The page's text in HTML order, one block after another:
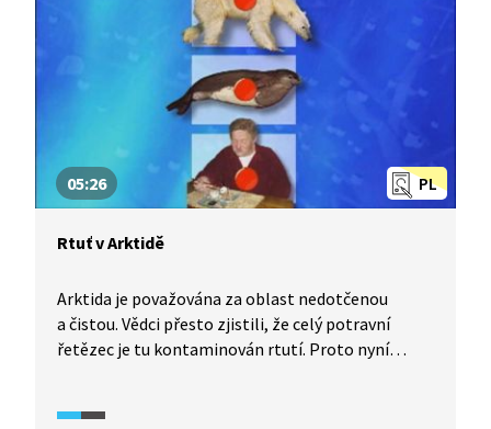
čistotu. Tato voda není tak drahá jako pitná.
Tímto zajímavým tématem nás provede Daniel
Stach v pořadu Věda 24.
PL
05:26
Rtuť v Arktidě
Arktida je považována za oblast nedotčenou
a čistou. Vědci přesto zjistili, že celý potravní
řetězec je tu kontaminován rtutí. Proto nyní
usazuje na ledovém pokryvu a na ledovcích.